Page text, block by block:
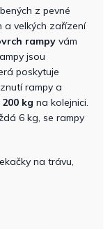
z pevné
a velkých zařízení
rampy vám
jsou
poskytuje
rampy a
kg na kolejnici.
6 kg, se rampy
na trávu,